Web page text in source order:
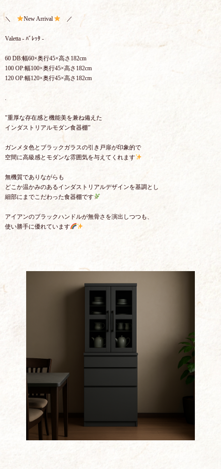
＼ New Arrival ／
Valetta - ﾊﾞﾚｯﾀ -
60 DB:幅60×奥行45×高さ182cm
100 OP:幅100×奥行45×高さ182cm
120 OP:幅120×奥行45×高さ182cm
.
"重厚な存在感と機能美を兼ね備えた
インダストリアルモダン食器棚”
ガンメタ色とブラックガラスの引き戸扉が印象的で
空間に高級感とモダンな雰囲気を与えてくれます
無機質でありながらも
どこか温かみのあるインダストリアルデザインを基調とし
細部にまでこだわった食器棚です
アイアンのブラックハンドルが無骨さを演出しつつも、
使い勝手に優れています